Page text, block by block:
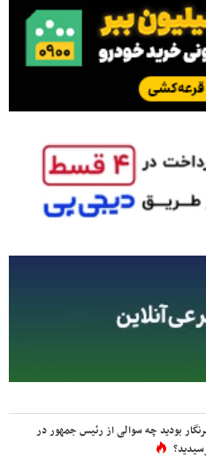
بودید چه سوالی از رئیس جمهور در